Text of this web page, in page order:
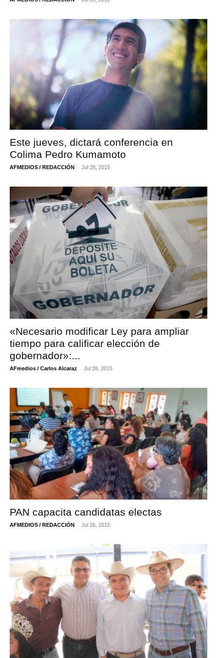
Este jueves, dictará conferencia en
Colima Pedro Kumamoto
AFMEDIOS / REDACCIÓN - Jul 28, 2015
«Necesario modificar Ley para ampliar
tiempo para calificar elección de
gobernador»:...
AFmedios / Carlos Alcaraz - Jul 28, 2015
PAN capacita candidatas electas
AFMEDIOS / REDACCIÓN - Jul 26, 2015